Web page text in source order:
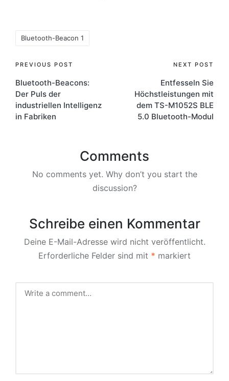
Bluetooth-Beacon 1
Post
navigation
PREVIOUS POST
Bluetooth-Beacons:
Der Puls der
industriellen Intelligenz
in Fabriken
NEXT POST
Entfesseln Sie
Höchstleistungen mit
dem TS-M1052S BLE
5.0 Bluetooth-Modul
Comments
No comments yet. Why don’t you start the
discussion?
Schreibe einen Kommentar
Deine E-Mail-Adresse wird nicht veröffentlicht.
Erforderliche Felder sind mit * markiert